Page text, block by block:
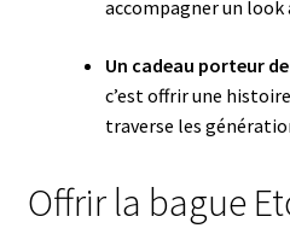
accompagner un look
Un cadeau porteur de
c’est offrir une
traverse les
Offrir la bague